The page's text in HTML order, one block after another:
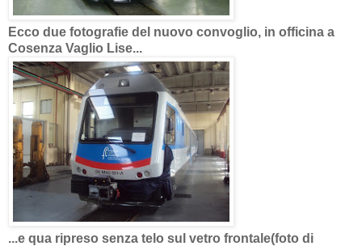
Ecco due fotografie del nuovo convoglio, in officina a
Cosenza Vaglio Lise...
...e qua ripreso senza telo sul vetro frontale(foto di